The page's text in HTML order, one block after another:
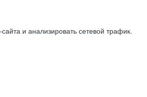
и анализировать сетевой трафик.